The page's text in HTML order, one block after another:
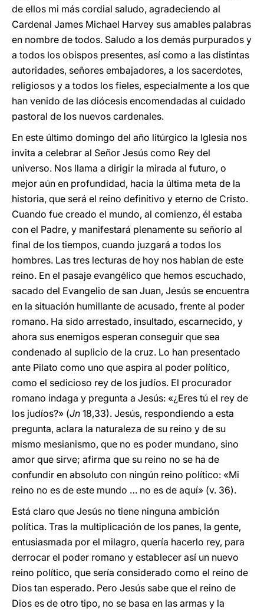
de ellos mi más cordial saludo, agradeciendo al
Cardenal James Michael Harvey sus amables palabras
en nombre de todos. Saludo a los demás purpurados y
a todos los obispos presentes, así como a las distintas
autoridades, señores embajadores, a los sacerdotes,
religiosos y a todos los fieles, especialmente a los que
han venido de las diócesis encomendadas al cuidado
pastoral de los nuevos cardenales.
En este último domingo del año litúrgico la Iglesia nos
invita a celebrar al Señor Jesús como Rey del
universo. Nos llama a dirigir la mirada al futuro, o
mejor aún en profundidad, hacia la última meta de la
historia, que será el reino definitivo y eterno de Cristo.
Cuando fue creado el mundo, al comienzo, él estaba
con el Padre, y manifestará plenamente su señorío al
final de los tiempos, cuando juzgará a todos los
hombres. Las tres lecturas de hoy nos hablan de este
reino. En el pasaje evangélico que hemos escuchado,
sacado del Evangelio de san Juan, Jesús se encuentra
en la situación humillante de acusado, frente al poder
romano. Ha sido arrestado, insultado, escarnecido, y
ahora sus enemigos esperan conseguir que sea
condenado al suplicio de la cruz. Lo han presentado
ante Pilato como uno que aspira al poder político,
como el sedicioso rey de los judíos. El procurador
romano indaga y pregunta a Jesús: «¿Eres tú el rey de
los judíos?» (Jn 18,33). Jesús, respondiendo a esta
pregunta, aclara la naturaleza de su reino y de su
mismo mesianismo, que no es poder mundano, sino
amor que sirve; afirma que su reino no se ha de
confundir en absoluto con ningún reino político: «Mi
reino no es de este mundo … no es de aquí» (v. 36).
Está claro que Jesús no tiene ninguna ambición
política. Tras la multiplicación de los panes, la gente,
entusiasmada por el milagro, quería hacerlo rey, para
derrocar el poder romano y establecer así un nuevo
reino político, que sería considerado como el reino de
Dios tan esperado. Pero Jesús sabe que el reino de
Dios es de otro tipo, no se basa en las armas y la